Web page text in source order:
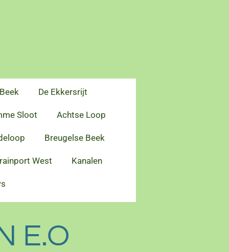
De Ekkersrijt
Sloot Achtse Loop
Breugelse Beek
West Kanalen
E.O